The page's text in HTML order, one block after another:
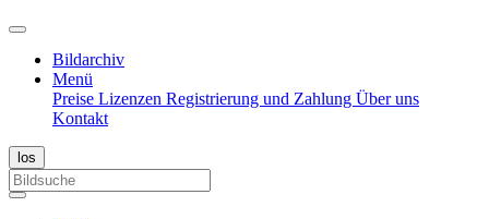
Bildarchiv
Menü
Preise Lizenzen Registrierung und Zahlung Über uns
Kontakt